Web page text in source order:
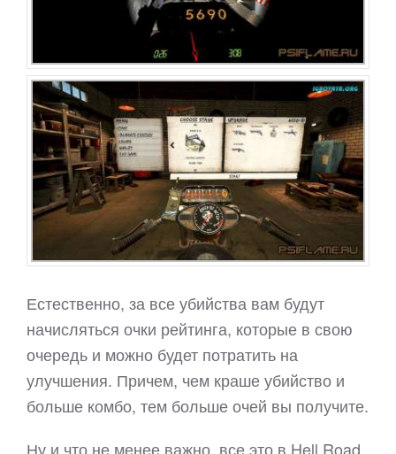
Естественно, за все убийства вам будут
начисляться очки рейтинга, которые в свою
очередь и можно будет потратить на
улучшения. Причем, чем краше убийство и
больше комбо, тем больше очей вы получите.
Ну и что не менее важно, все это в Hell Road